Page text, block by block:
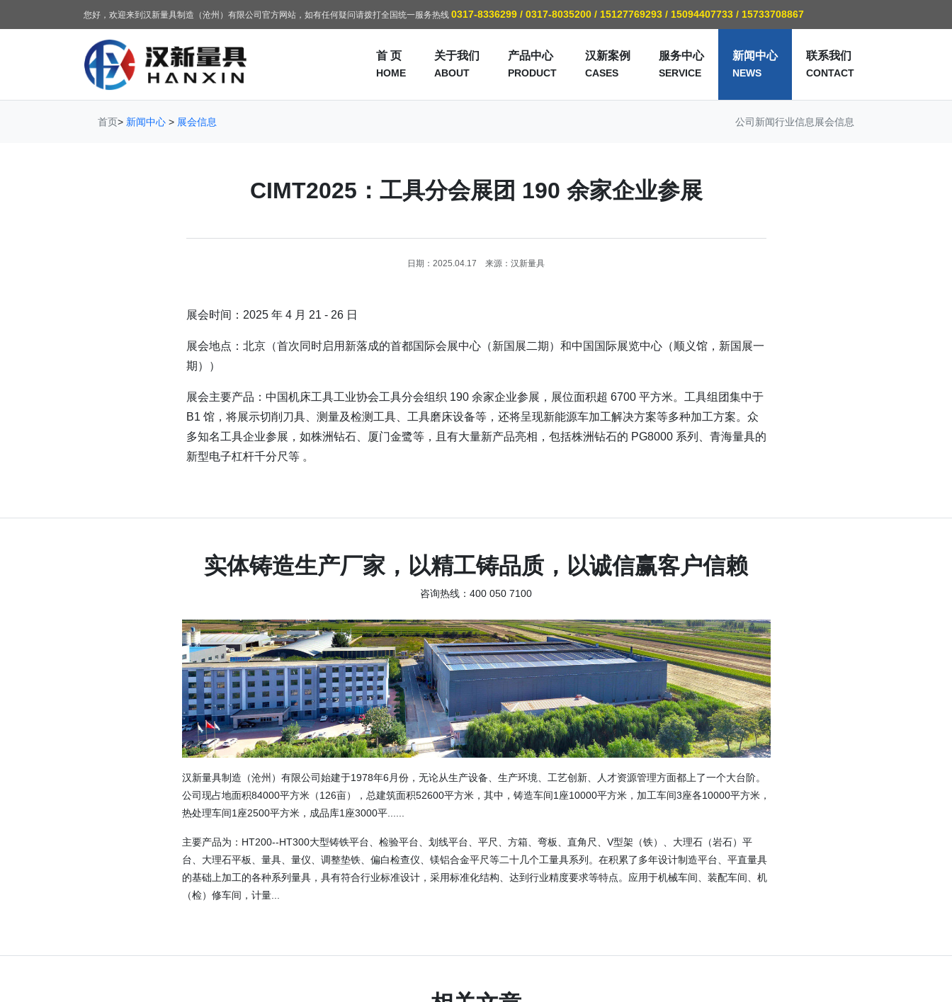
您好，欢迎来到汉新量具制造（沧州）有限公司官方网站，如有任何疑问请拨打全国统一服务热线 0317-8336299 / 0317-8035200 / 15127769293 / 15094407733 / 15733708867
首 页
HOME
关于我们
ABOUT
产品中心
PRODUCT
汉新案例
CASES
服务中心
SERVICE
新闻中心
NEWS
联系我们
CONTACT
首页> 新闻中心 > 展会信息 公司新闻行业信息 展会信息
CIMT2025：工具分会展团 190 余家企业参展
日期：2025.04.17 来源：汉新量具
展会时间：2025 年 4 月 21 - 26 日
展会地点：北京（首次同时启用新落成的首都国际会展中心（新国展二期）和中国国际展览中心（顺义馆，新国展一
期））
展会主要产品：中国机床工具工业协会工具分会组织 190 余家企业参展，展位面积超 6700 平方米。工具组团集中于
B1 馆，将展示切削刀具、测量及检测工具、工具磨床设备等，还将呈现新能源车加工解决方案等多种加工方案。众
多知名工具企业参展，如株洲钻石、厦门金鹭等，且有大量新产品亮相，包括株洲钻石的 PG8000 系列、青海量具的
新型电子杠杆千分尺等 。
实体铸造生产厂家，以精工铸品质，以诚信赢客户信赖
咨询热线：400 050 7100
汉新量具制造（沧州）有限公司始建于1978年6月份，无论从生产设备、生产环境、工艺创新、人才资源管理方面都上了一个大台阶。
公司现占地面积84000平方米（126亩），总建筑面积52600平方米，其中，铸造车间1座10000平方米，加工车间3座各10000平方米，
热处理车间1座2500平方米，成品库1座3000平......
主要产品为：HT200--HT300大型铸铁平台、检验平台、划线平台、平尺、方箱、弯板、直角尺、V型架（铁）、大理石（岩石）平
台、大理石平板、量具、量仪、调整垫铁、偏白检查仪、镁铝合金平尺等二十几个工量具系列。在积累了多年设计制造平台、平直量具
的基础上加工的各种系列量具，具有符合行业标准设计，采用标准化结构、达到行业精度要求等特点。应用于机械车间、装配车间、机
（检）修车间，计量...